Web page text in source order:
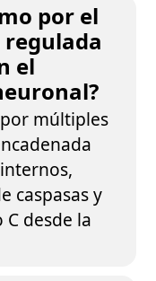
por el
regulada
el
múltiples
caspasas y
desde la